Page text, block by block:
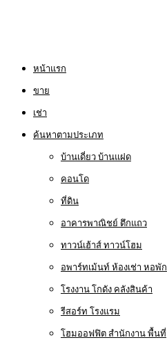
หน้าแรก
ขาย
เช่า
ค้นหาตามประเภท
บ้านเดี่ยว บ้านแฝด
คอนโด
ที่ดิน
อาคารพาณิชย์ ตึกแถว
ทาวน์เฮ้าส์ ทาวน์โฮม
อพาร์ทเม้นท์ ห้องเช่า หอพัก
โรงงาน โกดัง คลังสินค้า
รีสอร์ท โรงแรม
โฮมออฟฟิต สำนักงาน พื้นที่